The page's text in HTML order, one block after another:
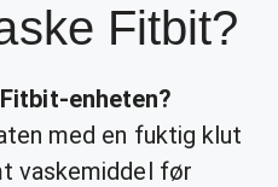
Fitbit?
Fitbit-enheten?
med en fuktig klut
vaskemiddel før